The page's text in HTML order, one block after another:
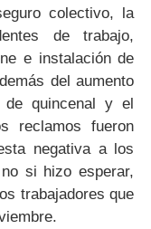
colectivo, la
de trabajo,
e instalación de
del aumento
quincenal y el
reclamos fueron
negativa a los
si hizo esperar,
trabajadores que